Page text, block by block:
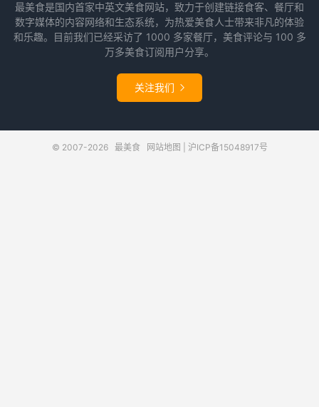
最美食是国内首家中英文美食网站，致力于创建链接食客、餐厅和
数字媒体的内容网络和生态系统，为热爱美食人士带来非凡的体验
和乐趣。目前我们已经采访了 1000 多家餐厅，美食评论与 100 多
万多美食订阅用户分享。
关注我们 
© 2007-2026 最美食 网站地图 沪ICP备15048917号